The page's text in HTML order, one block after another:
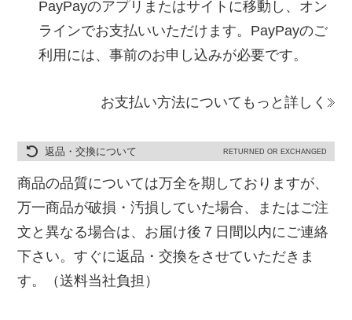
PayPayのアプリまたはサイトに移動し、オン
ラインでお支払いいただけます。PayPayのご
利用には、事前のお申し込みが必要です。
お支払い方法についてもっと詳しく
返品・交換について RETURNED OR EXCHANGED
商品の品質については万全を期しておりますが、
万一商品が破損・汚損していた場合、またはご注
文と異なる場合は、お届け後７日間以内にご連絡
下さい。すぐに返品・交換をさせていただきま
す。（送料当社負担）